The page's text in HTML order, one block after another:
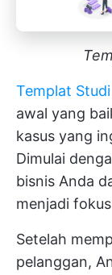
Templat
awal yang
kasus yang
Dimulai
bisnis Anda
menjadi
Setelah
pelanggan,